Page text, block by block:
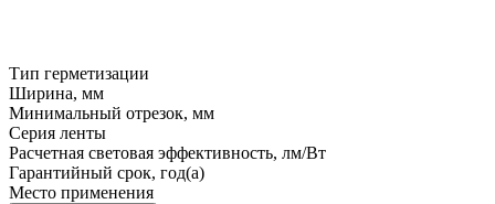
Тип герметизации
Ширина, мм
Минимальный отрезок, мм
Серия ленты
Расчетная световая эффективность, лм/Вт
Гарантийный срок, год(а)
Место применения